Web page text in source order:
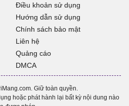
Điều khoản sử dụng
Hướng dẫn sử dụng
Chính sách bảo mật
Liên hệ
Quảng cáo
DMCA
Giữ toàn quyền.
hoặc phát hành lại bất kỳ nội dung nào